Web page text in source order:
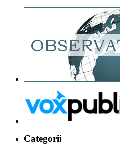
Categorii